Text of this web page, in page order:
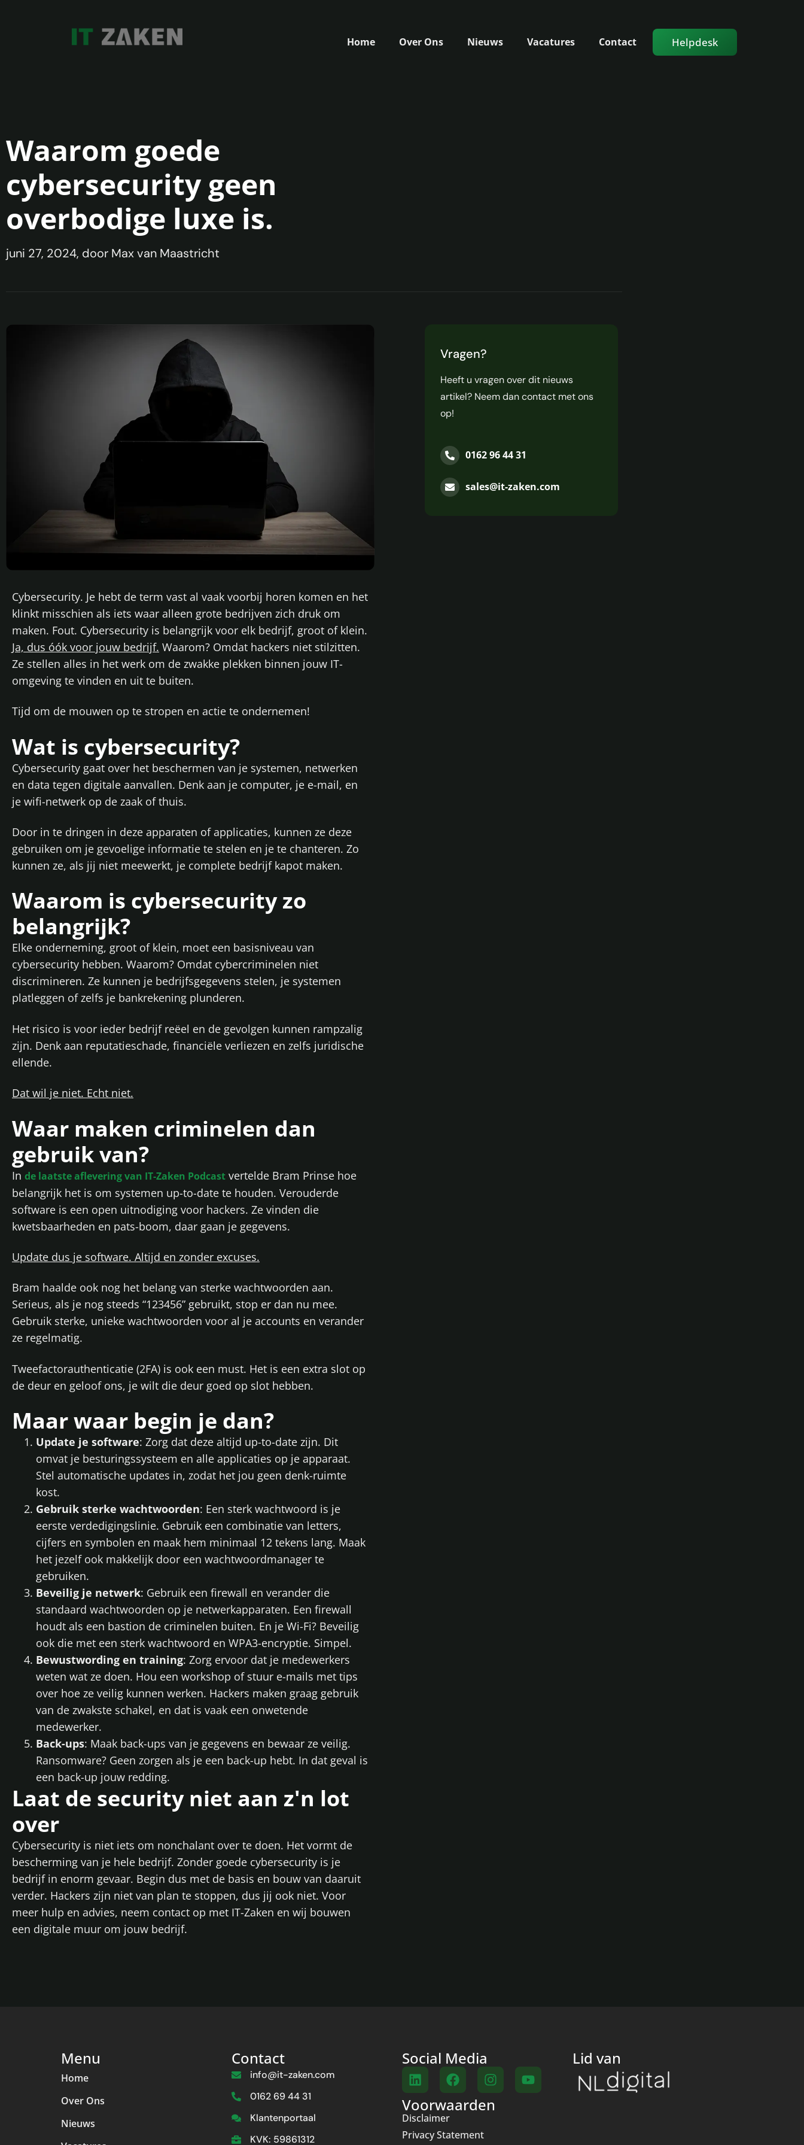
Home Over Ons Nieuws Vacatures Contact Helpdesk
Waarom goede
cybersecurity geen
overbodige luxe is.
juni 27, 2024, door Max van Maastricht
Cybersecurity. Je hebt de term vast al vaak voorbij horen komen en het
klinkt misschien als iets waar alleen grote bedrijven zich druk om
maken. Fout. Cybersecurity is belangrijk voor elk bedrijf, groot of klein.
Ja, dus óók voor jouw bedrijf. Waarom? Omdat hackers niet stilzitten.
Ze stellen alles in het werk om de zwakke plekken binnen jouw IT-
omgeving te vinden en uit te buiten.
Tijd om de mouwen op te stropen en actie te ondernemen!
Wat is cybersecurity?
Cybersecurity gaat over het beschermen van je systemen, netwerken
en data tegen digitale aanvallen. Denk aan je computer, je e-mail, en
je wifi-netwerk op de zaak of thuis.
Door in te dringen in deze apparaten of applicaties, kunnen ze deze
gebruiken om je gevoelige informatie te stelen en je te chanteren. Zo
kunnen ze, als jij niet meewerkt, je complete bedrijf kapot maken.
Waarom is cybersecurity zo
belangrijk?
Elke onderneming, groot of klein, moet een basisniveau van
cybersecurity hebben. Waarom? Omdat cybercriminelen niet
discrimineren. Ze kunnen je bedrijfsgegevens stelen, je systemen
platleggen of zelfs je bankrekening plunderen.
Het risico is voor ieder bedrijf reëel en de gevolgen kunnen rampzalig
zijn. Denk aan reputatieschade, financiële verliezen en zelfs juridische
ellende.
Dat wil je niet. Echt niet.
Waar maken criminelen dan
gebruik van?
In de laatste aflevering van IT-Zaken Podcast vertelde Bram Prinse hoe
belangrijk het is om systemen up-to-date te houden. Verouderde
software is een open uitnodiging voor hackers. Ze vinden die
kwetsbaarheden en pats-boom, daar gaan je gegevens.
Update dus je software. Altijd en zonder excuses.
Bram haalde ook nog het belang van sterke wachtwoorden aan.
Serieus, als je nog steeds “123456” gebruikt, stop er dan nu mee.
Gebruik sterke, unieke wachtwoorden voor al je accounts en verander
ze regelmatig.
Tweefactorauthenticatie (2FA) is ook een must. Het is een extra slot op
de deur en geloof ons, je wilt die deur goed op slot hebben.
Maar waar begin je dan?
Update je software: Zorg dat deze altijd up-to-date zijn. Dit
omvat je besturingssysteem en alle applicaties op je apparaat.
Stel automatische updates in, zodat het jou geen denk-ruimte
kost.
Gebruik sterke wachtwoorden: Een sterk wachtwoord is je
eerste verdedigingslinie. Gebruik een combinatie van letters,
cijfers en symbolen en maak hem minimaal 12 tekens lang. Maak
het jezelf ook makkelijk door een wachtwoordmanager te
gebruiken.
Beveilig je netwerk: Gebruik een firewall en verander die
standaard wachtwoorden op je netwerkapparaten. Een firewall
houdt als een bastion de criminelen buiten. En je Wi-Fi? Beveilig
ook die met een sterk wachtwoord en WPA3-encryptie. Simpel.
Bewustwording en training: Zorg ervoor dat je medewerkers
weten wat ze doen. Hou een workshop of stuur e-mails met tips
over hoe ze veilig kunnen werken. Hackers maken graag gebruik
van de zwakste schakel, en dat is vaak een onwetende
medewerker.
Back-ups: Maak back-ups van je gegevens en bewaar ze veilig.
Ransomware? Geen zorgen als je een back-up hebt. In dat geval is
een back-up jouw redding.
Laat de security niet aan z'n lot
over
Cybersecurity is niet iets om nonchalant over te doen. Het vormt de
bescherming van je hele bedrijf. Zonder goede cybersecurity is je
bedrijf in enorm gevaar. Begin dus met de basis en bouw van daaruit
verder. Hackers zijn niet van plan te stoppen, dus jij ook niet. Voor
meer hulp en advies, neem contact op met IT-Zaken en wij bouwen
een digitale muur om jouw bedrijf.
Vragen?
Heeft u vragen over dit nieuws
artikel? Neem dan contact met ons
op!
0162 96 44 31
sales@it-zaken.com
Menu
Home
Over Ons
Nieuws
Contact
info@it-zaken.com
0162 69 44 31
Klantenportaal
KVK: 59861312
Social Media
Voorwaarden
Disclaimer
Privacy Statement
Lid van